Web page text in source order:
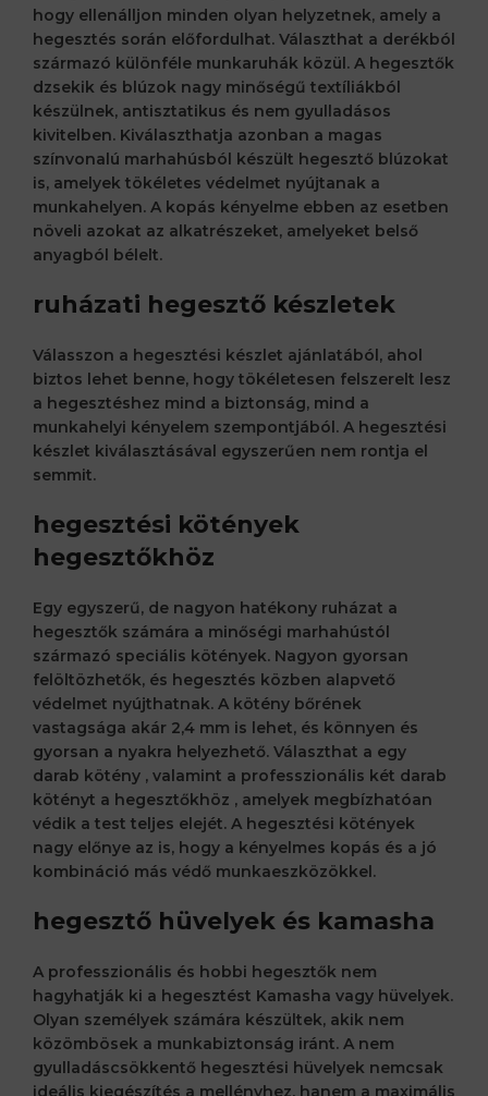
hogy ellenálljon minden olyan helyzetnek, amely a
hegesztés során előfordulhat. Választhat a derékból
származó különféle munkaruhák közül. A hegesztők
dzsekik és blúzok nagy minőségű textíliákból
készülnek, antisztatikus és nem gyulladásos
kivitelben. Kiválaszthatja azonban a magas
színvonalú marhahúsból készült hegesztő blúzokat
is, amelyek tökéletes védelmet nyújtanak a
munkahelyen. A kopás kényelme ebben az esetben
növeli azokat az alkatrészeket, amelyeket belső
anyagból bélelt.
ruházati hegesztő készletek
Válasszon a hegesztési készlet ajánlatából, ahol
biztos lehet benne, hogy tökéletesen felszerelt lesz
a hegesztéshez mind a biztonság, mind a
munkahelyi kényelem szempontjából. A hegesztési
készlet kiválasztásával egyszerűen nem rontja el
semmit.
hegesztési kötények
hegesztőkhöz
Egy egyszerű, de nagyon hatékony ruházat a
hegesztők számára a minőségi marhahústól
származó speciális kötények. Nagyon gyorsan
felöltözhetők, és hegesztés közben alapvető
védelmet nyújthatnak. A kötény bőrének
vastagsága akár 2,4 mm is lehet, és könnyen és
gyorsan a nyakra helyezhető. Választhat a egy
darab kötény , valamint a professzionális két darab
kötényt a hegesztőkhöz , amelyek megbízhatóan
védik a test teljes elejét. A hegesztési kötények
nagy előnye az is, hogy a kényelmes kopás és a jó
kombináció más védő munkaeszközökkel.
hegesztő hüvelyek és kamasha
A professzionális és hobbi hegesztők nem
hagyhatják ki a hegesztést Kamasha vagy hüvelyek.
Olyan személyek számára készültek, akik nem
közömbösek a munkabiztonság iránt. A nem
gyulladáscsökkentő hegesztési hüvelyek nemcsak
ideális kiegészítés a mellényhez, hanem a maximális